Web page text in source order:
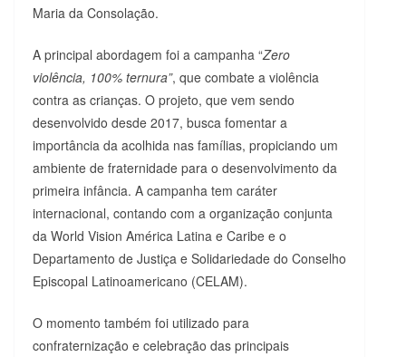
Maria da Consolação.
A principal abordagem foi a campanha “Zero
violência, 100% ternura”, que combate a violência
contra as crianças. O projeto, que vem sendo
desenvolvido desde 2017, busca fomentar a
importância da acolhida nas famílias, propiciando um
ambiente de fraternidade para o desenvolvimento da
primeira infância. A campanha tem caráter
internacional, contando com a organização conjunta
da World Vision América Latina e Caribe e o
Departamento de Justiça e Solidariedade do Conselho
Episcopal Latinoamericano (CELAM).
O momento também foi utilizado para
confraternização e celebração das principais